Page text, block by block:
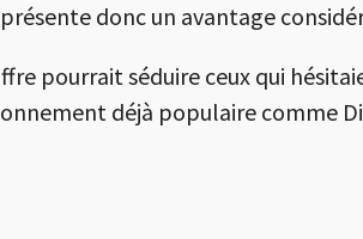
donc un avantage
pourrait séduire ceux qui
déjà populaire